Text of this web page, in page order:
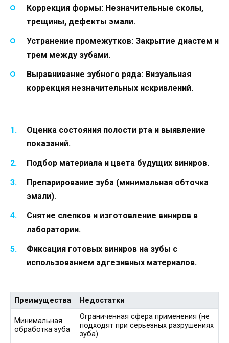
Коррекция формы: Незначительные сколы,
трещины, дефекты эмали.
Устранение промежутков: Закрытие диастем и
трем между зубами.
Выравнивание зубного ряда: Визуальная
коррекция незначительных искривлений.
Оценка состояния полости рта и выявление
показаний.
Подбор материала и цвета будущих виниров.
Препарирование зуба (минимальная обточка
эмали).
Снятие слепков и изготовление виниров в
лаборатории.
Фиксация готовых виниров на зубы с
использованием адгезивных материалов.
Преимущества Недостатки
Минимальная
обработка зуба
Ограниченная сфера применения (не
подходят при серьезных разрушениях
зуба)